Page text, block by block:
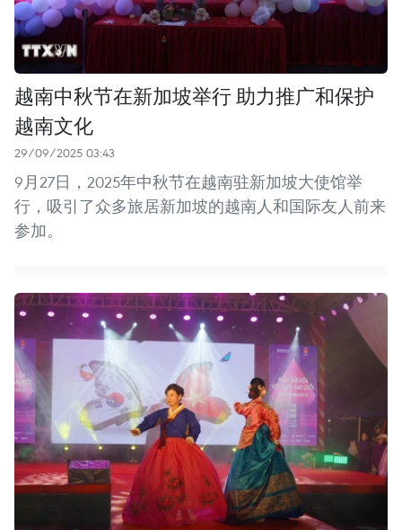
越南中秋节在新加坡举行 助力推广和保护
越南文化
29/09/2025 03:43
9月27日，2025年中秋节在越南驻新加坡大使馆举
行，吸引了众多旅居新加坡的越南人和国际友人前来
参加。